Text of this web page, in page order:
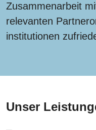
Zusammenarbeit
relevanten
institutionen
Unser